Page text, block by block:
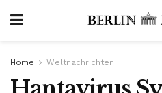
Home Weltnachrichten